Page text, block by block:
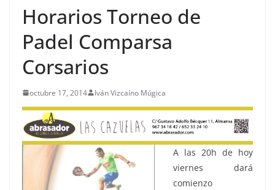
Horarios Torneo de
Padel Comparsa
Corsarios
octubre 17, 2014 Iván Vizcaíno Múgica
A las 20h de hoy
viernes dará
comienzo